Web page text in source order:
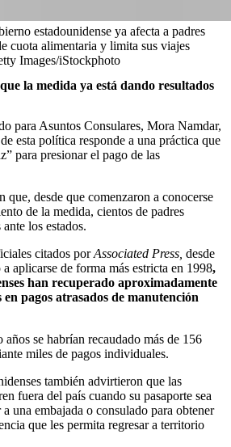
estadounidense ya afecta a padres
cuota alimentaria y limita sus viajes
Images/iStockphoto
la medida ya está dando resultados
para Asuntos Consulares, Mora Namdar,
esta política responde a una práctica que
para presionar el pago de las
que, desde que comenzaron a conocerse
de la medida, cientos de padres
los estados.
citados porAssociated Press, desde
aplicarse de forma más estricta en 1998,
han recuperado aproximadamente
pagos atrasados de manutención
se habrían recaudado más de 156
miles de pagos individuales.
también advirtieron que las
fuera del país cuando su pasaporte sea
una embajada o consulado para obtener
que les permita regresar a territorio